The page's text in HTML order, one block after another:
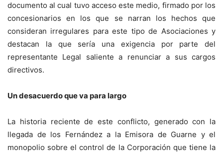
documento al cual tuvo acceso este medio, firmado por los
concesionarios en los que se narran los hechos que
consideran irregulares para este tipo de Asociaciones y
destacan la que sería una exigencia por parte del
representante Legal saliente a renunciar a sus cargos
directivos.
Un desacuerdo que va para largo
La historia reciente de este conflicto, generado con la
llegada de los Fernández a la Emisora de Guarne y el
monopolio sobre el control de la Corporación que tiene la